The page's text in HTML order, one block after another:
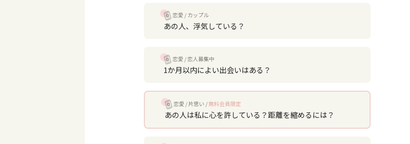
恋愛 カップル
あの人、浮気している？
恋愛 恋人募集中
1か月以内によい出会いはある？
恋愛 片思い 無料会員限定
あの人は私に心を許している？距離を縮めるには？